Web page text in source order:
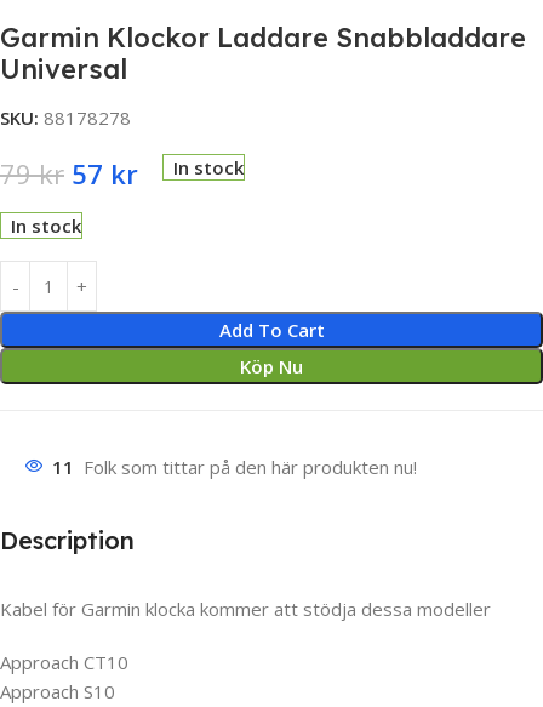
Garmin Klockor Laddare Snabbladdare
Universal
SKU: 88178278
79kr 57 kr In stock
In stock
Add To Cart
Köp Nu
11 Folk som tittar på den här produkten nu!
Description
Kabel för Garmin klocka kommer att stödja dessa modeller
Approach CT10
Approach S10